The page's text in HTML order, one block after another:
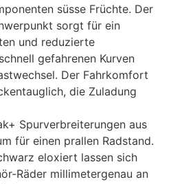
süsse Früchte. Der
sorgt für ein
und reduzierte
gefahrenen Kurven
Der Fahrkomfort
die Zuladung
Spurverbreiterungen aus
für einen prallen Radstand.
eloxiert lassen sich
Räder millimetergenau an